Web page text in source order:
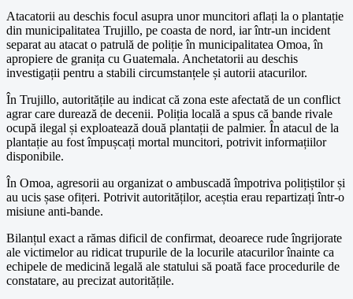
Atacatorii au deschis focul asupra unor muncitori aflați la o plantație
din municipalitatea Trujillo, pe coasta de nord, iar într-un incident
separat au atacat o patrulă de poliție în municipalitatea Omoa, în
apropiere de granița cu Guatemala. Anchetatorii au deschis
investigații pentru a stabili circumstanțele și autorii atacurilor.
În Trujillo, autoritățile au indicat că zona este afectată de un conflict
agrar care durează de decenii. Poliția locală a spus că bande rivale
ocupă ilegal și exploatează două plantații de palmier. În atacul de la
plantație au fost împușcați mortal muncitori, potrivit informațiilor
disponibile.
În Omoa, agresorii au organizat o ambuscadă împotriva polițiștilor și
au ucis șase ofițeri. Potrivit autorităților, aceștia erau repartizați într-o
misiune anti-bande.
Bilanțul exact a rămas dificil de confirmat, deoarece rude îngrijorate
ale victimelor au ridicat trupurile de la locurile atacurilor înainte ca
echipele de medicină legală ale statului să poată face procedurile de
constatare, au precizat autoritățile.